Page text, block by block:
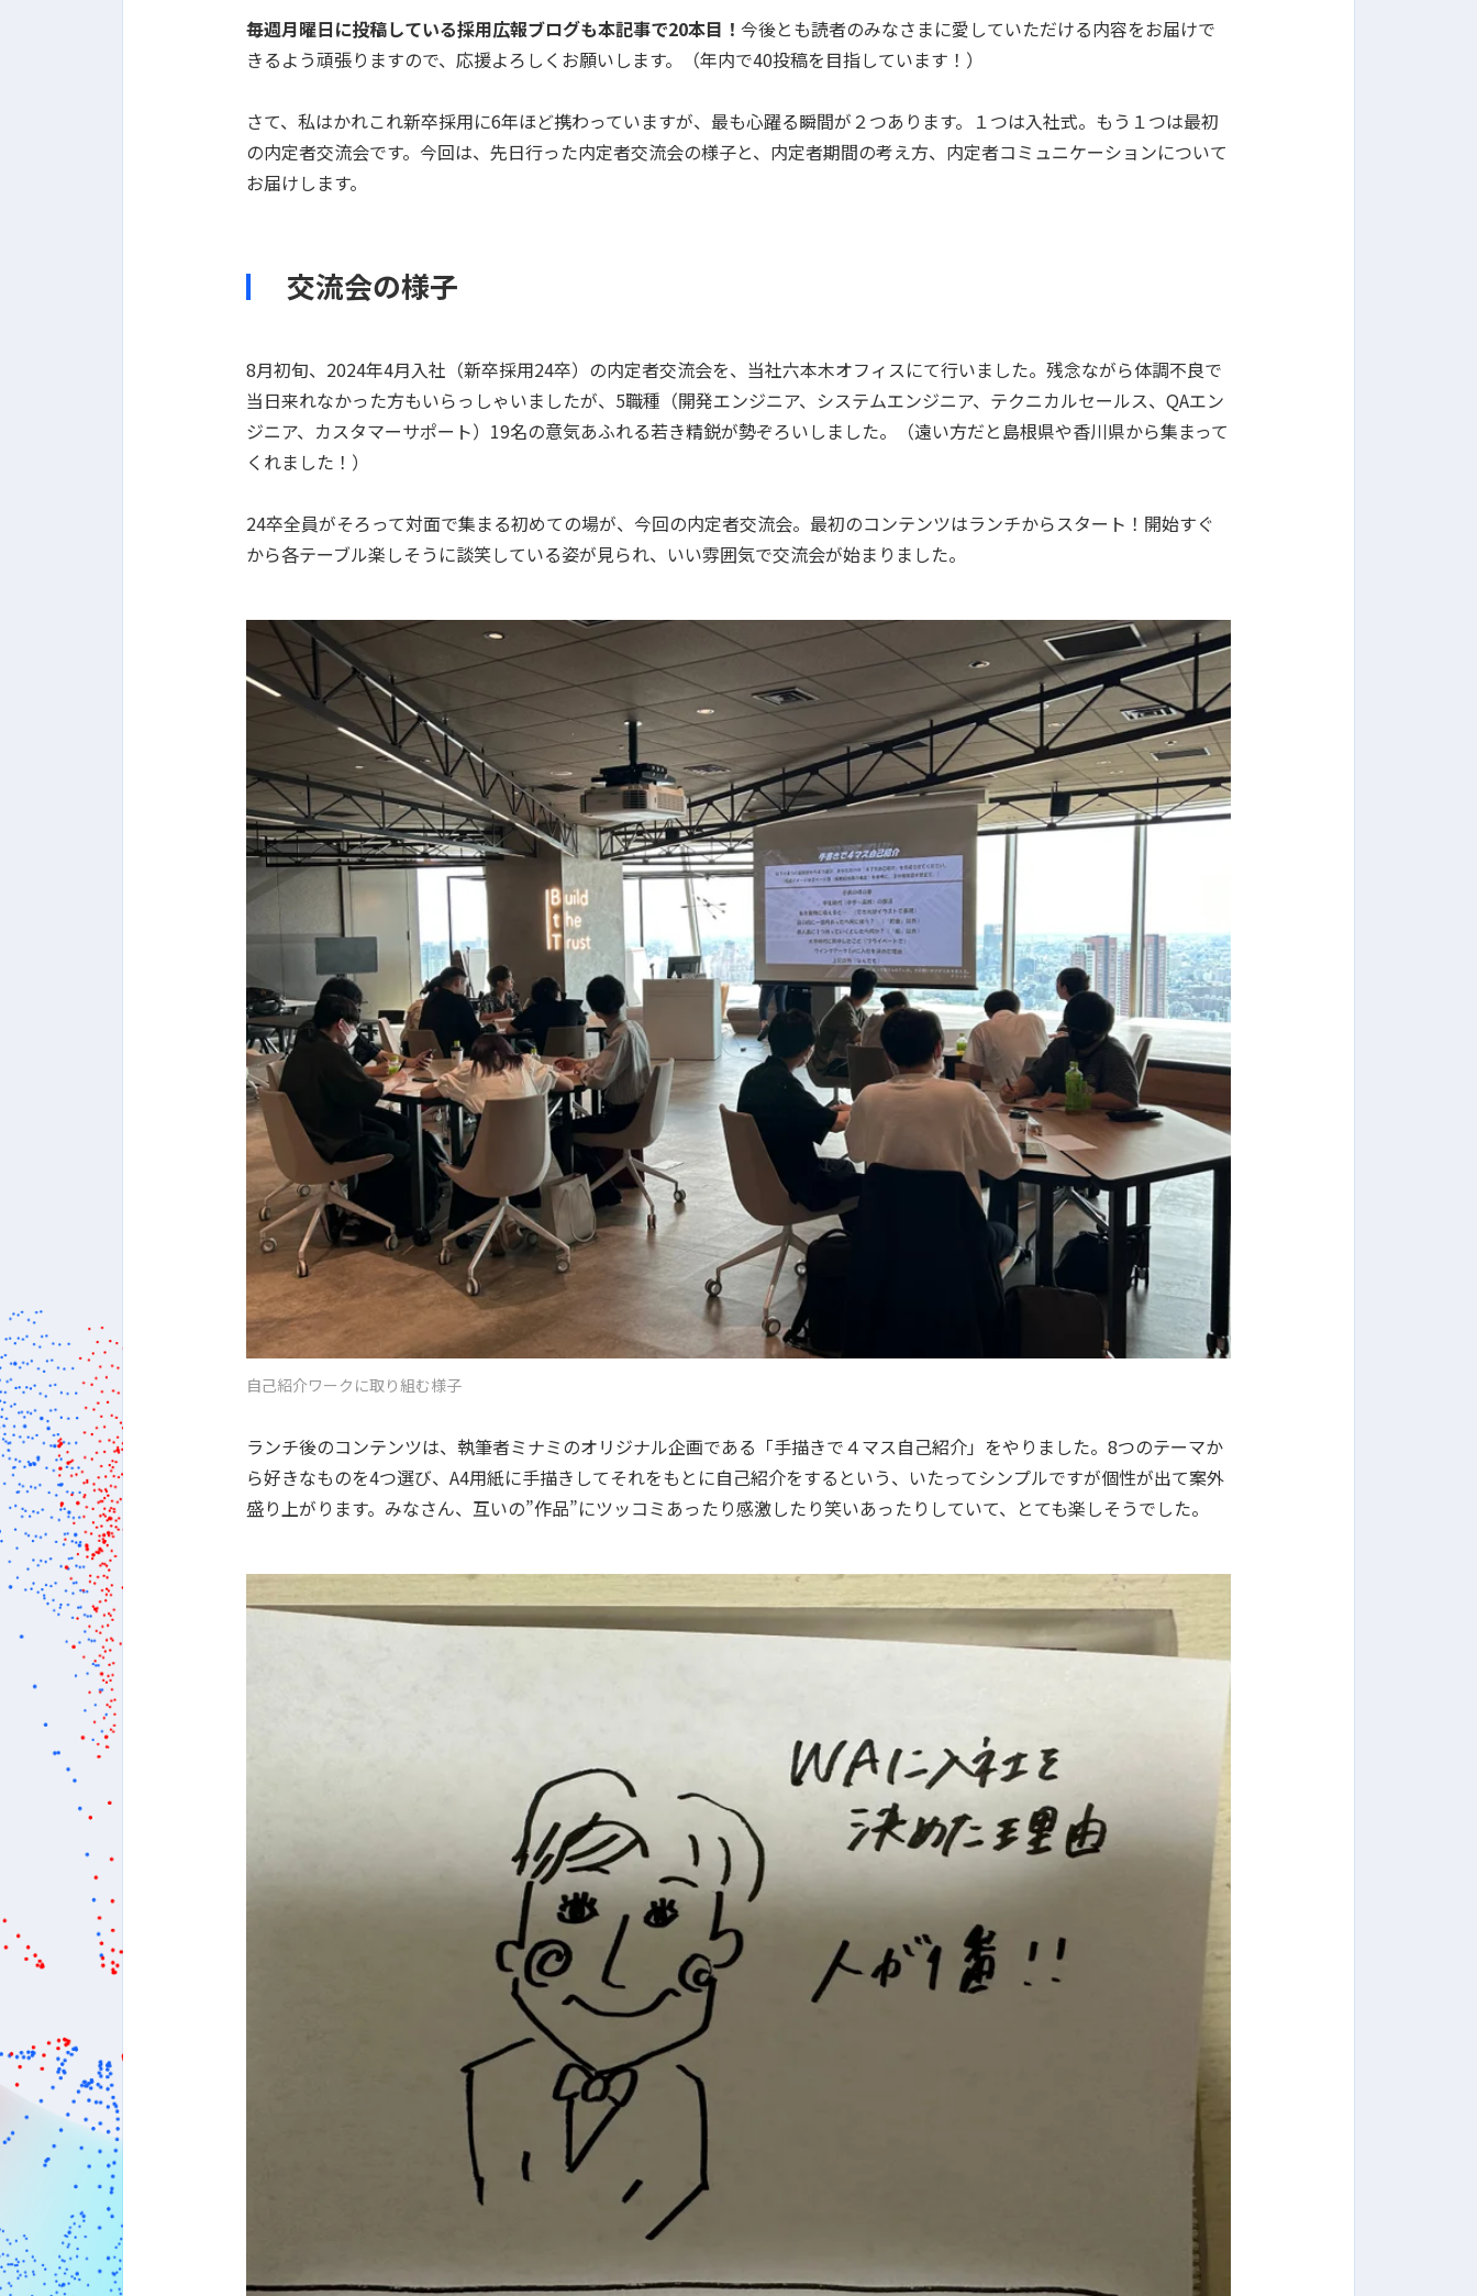
毎週月曜日に投稿している採用広報ブログも本記事で20本目！ 今後とも読者のみなさまに愛していただける内容をお届けで
きるよう頑張りますので、応援よろしくお願いします。（年内で40投稿を目指しています！）
さて、私はかれこれ新卒採用に6年ほど携わっていますが、最も心躍る瞬間が２つあります。１つは入社式。もう１つは最初
の内定者交流会です。今回は、先日行った内定者交流会の様子と、内定者期間の考え方、内定者コミュニケーションについて
お届けします。
交流会の様子
8月初旬、2024年4月入社（新卒採用24卒）の内定者交流会を、当社六本木オフィスにて行いました。残念ながら体調不良で
当日来れなかった方もいらっしゃいましたが、5職種（開発エンジニア、システムエンジニア、テクニカルセールス、QAエン
ジニア、カスタマーサポート）19名の意気あふれる若き精鋭が勢ぞろいしました。（遠い方だと島根県や香川県から集まって
くれました！）
24卒全員がそろって対面で集まる初めての場が、今回の内定者交流会。最初のコンテンツはランチからスタート！開始すぐ
から各テーブル楽しそうに談笑している姿が見られ、いい雰囲気で交流会が始まりました。
自己紹介ワークに取り組む様子
ランチ後のコンテンツは、執筆者ミナミのオリジナル企画である「手描きで４マス自己紹介」をやりました。8つのテーマか
ら好きなものを4つ選び、A4用紙に手描きしてそれをもとに自己紹介をするという、いたってシンプルですが個性が出て案外
盛り上がります。みなさん、互いの”作品”にツッコミあったり感激したり笑いあったりしていて、とても楽しそうでした。